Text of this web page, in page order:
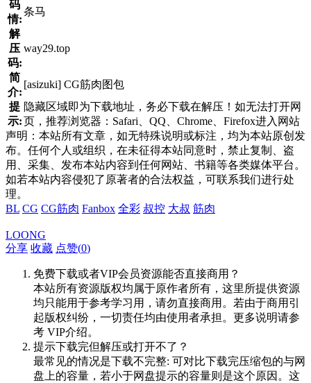
码
情:
条马
解
压
码:
way29.top
简
介:
[asizuki] CG筋肉图包
提
示:
隐藏区域即为下载地址，务必下载在解压！如无法打开网
页，推荐浏览器：Safari、QQ、Chrome、Firefox进入网站
声明：本站所有文章，如无特殊说明或标注，均为本站原创发
布。任何个人或组织，在未征得本站同意时，禁止复制、盗
用、采集、发布本站内容到任何网站、书籍等各类媒体平台。
如若本站内容侵犯了原著者的合法权益，可联系我们进行处
理。
BL CG CG筋肉 Fanbox 全彩 叔控 大叔 筋肉
LOONG
分享 收藏 点赞(0)
免费下载或者VIP会员资源能否直接商用？
本站所有资源版权均属于原作者所有，这里所提供资源
均只能用于参考学习用，请勿直接商用。若由于商用引
起版权纠纷，一切责任均由使用者承担。更多说明请参
考 VIP介绍。
提示下载完但解压或打开不了？
最常见的情况是下载不完整: 可对比下载完压缩包的与网
盘上的容量，若小于网盘提示的容量则是这个原因。这